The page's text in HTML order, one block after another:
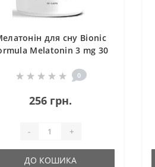
для сну Bionic
Melatonin 3 mg 30
0
256 грн.
- +
ДО КОШИКА